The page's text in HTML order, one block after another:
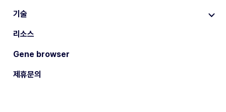
기술
리소스
Gene browser
제휴문의